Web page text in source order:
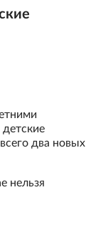
два новых
нельзя